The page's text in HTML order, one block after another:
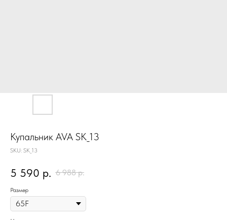
Купальник AVA SK_13
SKU: SK_13
5 590 р. 6 988 р.
Размер